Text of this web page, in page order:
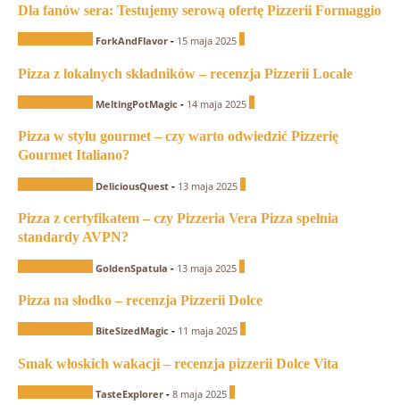
Dla fanów sera: Testujemy serową ofertę Pizzerii Formaggio
ForkAndFlavor - 15 maja 2025
Pizza z lokalnych składników – recenzja Pizzerii Locale
MeltingPotMagic - 14 maja 2025
Pizza w stylu gourmet – czy warto odwiedzić Pizzerię
Gourmet Italiano?
DeliciousQuest - 13 maja 2025
Pizza z certyfikatem – czy Pizzeria Vera Pizza spełnia
standardy AVPN?
GoldenSpatula - 13 maja 2025
Pizza na słodko – recenzja Pizzerii Dolce
BiteSizedMagic - 11 maja 2025
Smak włoskich wakacji – recenzja pizzerii Dolce Vita
TasteExplorer - 8 maja 2025